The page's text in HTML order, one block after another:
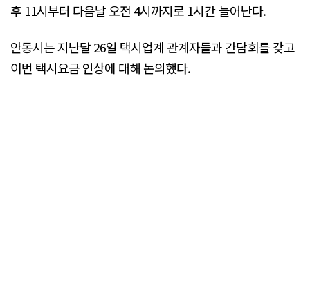
후 11시부터 다음날 오전 4시까지로 1시간 늘어난다.
안동시는 지난달 26일 택시업계 관계자들과 간담회를 갖고
이번 택시요금 인상에 대해 논의했다.